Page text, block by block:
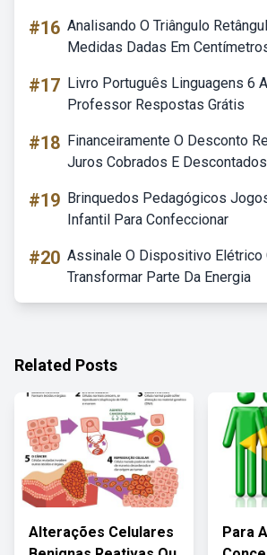
#16 Analisando O Triângulo
Medidas Dadas Em
#17 Livro Português Linguagens 6
Professor Respostas Grátis
#18 Financeiramente O Desconto
Juros Cobrados E Descontados
#19 Brinquedos Pedagógicos
Infantil Para Confeccionar
#20 Assinale O Dispositivo Elétrico
Transformar Parte Da Energia
Related Posts
Alterações Celulares
Para